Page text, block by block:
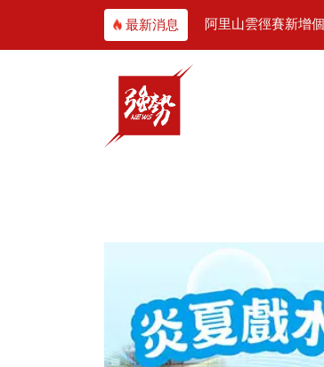
最新消息
瑞鑑航太攜智慧製造與無人機技術搶攻歐洲商機
阿里山雲徑賽新增